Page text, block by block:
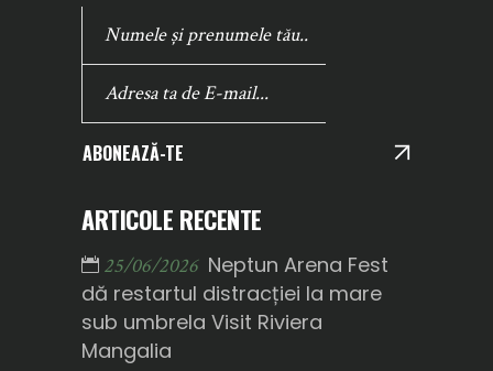
ABONEAZĂ-TE
ARTICOLE RECENTE
25/06/2026 Neptun Arena Fest
dă restartul distracției la mare
sub umbrela Visit Riviera
Mangalia